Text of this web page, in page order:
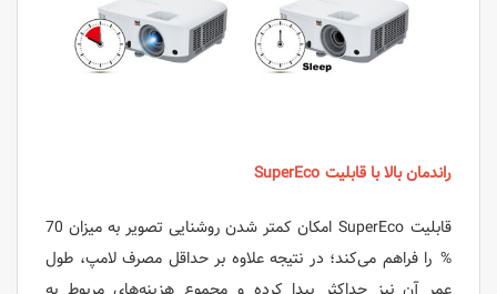
راندمان بالا با قابلیت SuperEco
قابلیت SuperEco امکان کمتر شدن روشنایی تصویر به میزان 70
% را فراهم می‌کند؛ در نتیجه علاوه بر حداقل مصرف لامپ، طول